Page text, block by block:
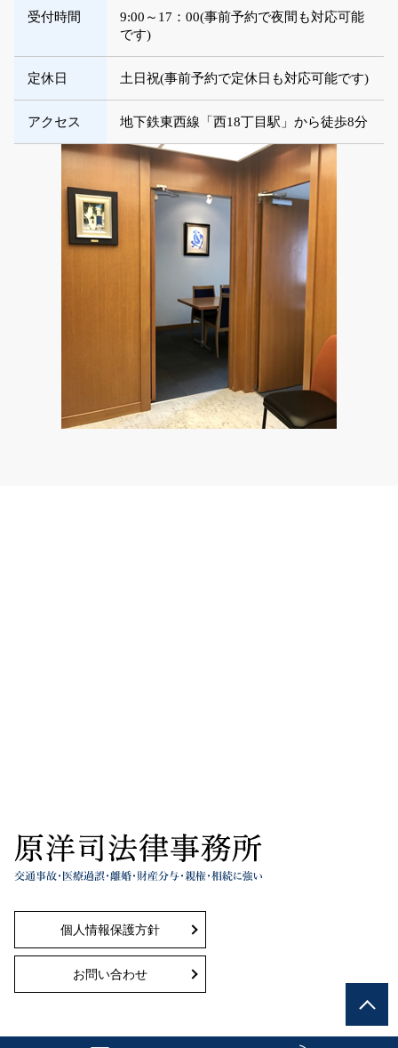
受付時間
9:00～17：00(事前予約で夜間も対応可能
です)
定休日 土日祝(事前予約で定休日も対応可能です)
アクセス 地下鉄東西線「西18丁目駅」から徒歩8分
個人情報保護方針
お問い合わせ